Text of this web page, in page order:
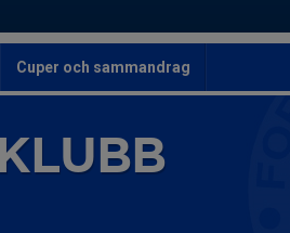
Cuper och sammandrag